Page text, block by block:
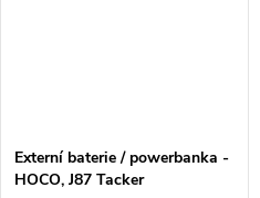
Externí baterie / powerbanka -
HOCO, J87 Tacker